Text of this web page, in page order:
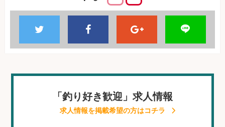
「釣り好き歓迎」求人情報
求人情報を掲載希望の方はコチラ